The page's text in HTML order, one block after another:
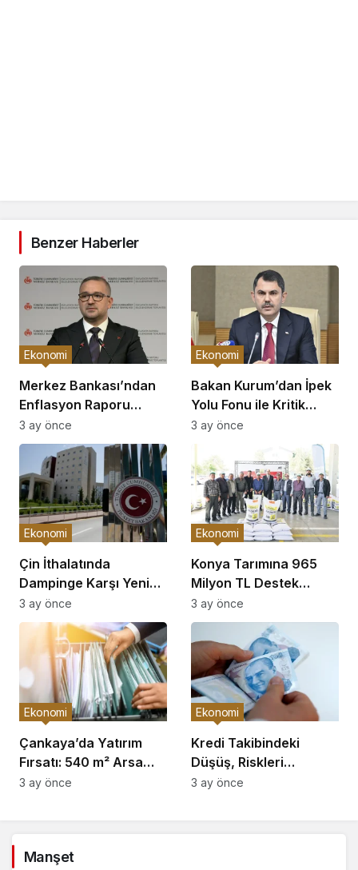
Benzer Haberler
Merkez Bankası’ndan
Enflasyon Raporu
Açıklaması
Ekonomi
3 ay önce
Bakan Kurum’dan İpek
Yolu Fonu ile Kritik
Görüşme
Ekonomi
3 ay önce
Çin İthalatında
Dampinge Karşı Yeni
Önlemler!
Ekonomi
3 ay önce
Konya Tarımına 965
Milyon TL Destek
Açıklaması
Ekonomi
3 ay önce
Çankaya’da Yatırım
Fırsatı: 540 m² Arsa
Satışı
Ekonomi
3 ay önce
Kredi Takibindeki
Düşüş, Riskleri
Artırıyor!
Ekonomi
3 ay önce
Manşet